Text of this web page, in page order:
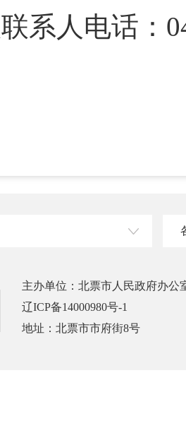
系人电话：
主办单位：北票市人民政府办公
辽ICP备14000980号-1
地址：北票市市府街8号